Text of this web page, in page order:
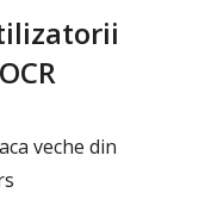
veche din